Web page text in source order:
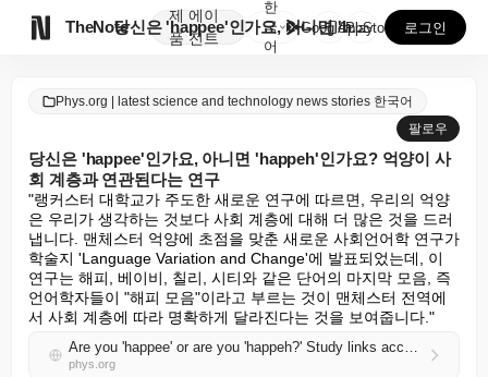
TheNote
제
품
에이
전트
당신은 'happee'인가요, 아니면 'happeh'인...
한
국
어
GooglePlay
AppStore 로그인
Phys.org | latest science and technology news stories 한국어
팔로우
당신은 'happee'인가요, 아니면 'happeh'인가요? 억양이 사
회 계층과 연관된다는 연구
"랭커스터 대학교가 주도한 새로운 연구에 따르면, 우리의 억양
은 우리가 생각하는 것보다 사회 계층에 대해 더 많은 것을 드러
냅니다. 맨체스터 억양에 초점을 맞춘 새로운 사회언어학 연구가
학술지 'Language Variation and Change'에 발표되었는데, 이
연구는 해피, 베이비, 칠리, 시티와 같은 단어의 마지막 모음, 즉
언어학자들이 "해피 모음"이라고 부르는 것이 맨체스터 전역에
서 사회 계층에 따라 명확하게 달라진다는 것을 보여줍니다."
Are you 'happee' or are you 'happeh?' Study links accents to social classes
phys.org